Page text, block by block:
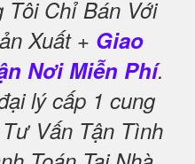
Chỉ Bán Với
Xuất + Giao
Nơi Miễn Phí.
lý cấp 1 cung
Vấn Tận Tình